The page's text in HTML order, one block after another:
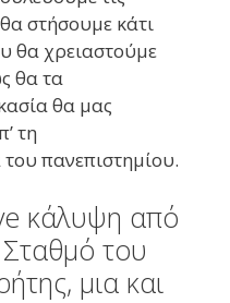
στήσουμε κάτι
θα χρειαστούμε
θα τα
θα μας
τη
πανεπιστημίου.
κάλυψη από
του
μια και